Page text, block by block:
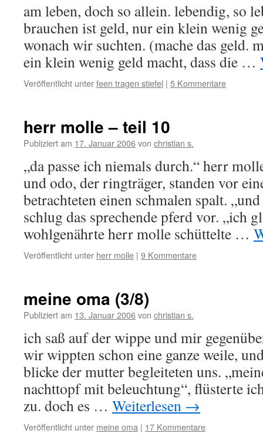
am leben, doch so allein. lebendig, so
brauchen ist geld, nur ein klein wenig
wonach wir suchten. (mache das geld.
ein klein wenig geld macht, dass die …
Veröffentlicht unterfeen tragen stiefel | 5 Kommentare
herr molle – teil 10
Publiziert am 17. Januar 2006von christian s.
„da passe ich niemals durch.“ herr
und odo, der ringträger, standen vor
betrachteten einen schmalen spalt.
schlug das sprechende pferd vor. „ich
wohlgenährte herr molle schüttelte …
Veröffentlicht unter herr molle | 9 Kommentare
meine oma (3/8)
Publiziert am 13. Januar 2006von christian s.
ich saß auf der wippe und mir
wir wippten schon eine ganze weile,
blicke der mutter begleiteten uns.
nachttopf mit beleuchtung“, flüsterte
zu. doch es … Weiterlesen →
Veröffentlicht unter meine oma | 17 Kommentare